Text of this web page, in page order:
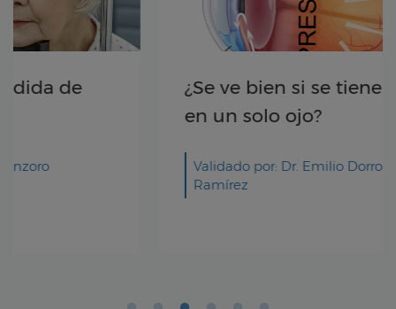
¿Se ve bien si se tiene glaucoma
en un solo ojo?
Validado por: Dr. Emilio Dorronzoro